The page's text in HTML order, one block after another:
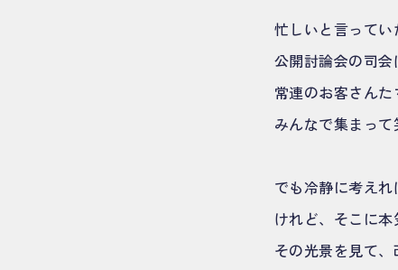
忙しいと言ってい
公開討論会の司会
常連のお客さんた
みんなで集まっ
でも冷静に考え
けれど、そこに本
その光景を見て、